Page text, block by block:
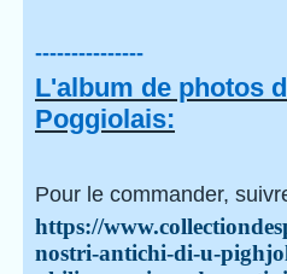
---------------
L'album de photos
Poggiolais:
Pour le commander,
https://
nostri-antichi-di-u-